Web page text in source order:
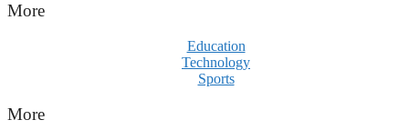
More
Education
Technology
Sports
More